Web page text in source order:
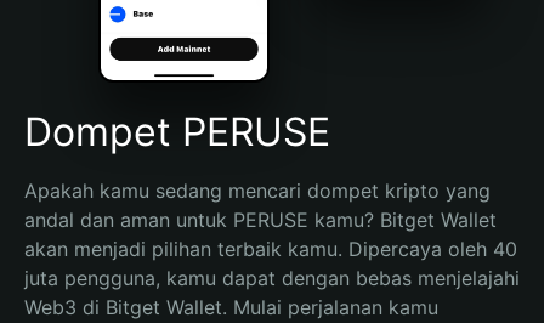
Português (Brasil)
Español (Argentina)
Dompet PERUSE
Apakah kamu sedang mencari dompet kripto yang
andal dan aman untuk PERUSE kamu? Bitget Wallet
akan menjadi pilihan terbaik kamu. Dipercaya oleh 40
juta pengguna, kamu dapat dengan bebas menjelajahi
Web3 di Bitget Wallet. Mulai perjalanan kamu